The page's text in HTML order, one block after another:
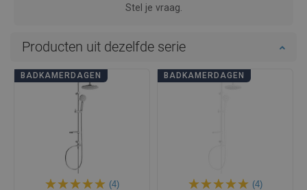
Stel je vraag.
Producten uit dezelfde serie
BADKAMERDAGEN
(4)
BADKAMERDAGEN
(4)